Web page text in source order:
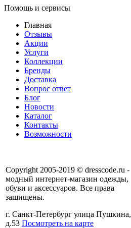
Помощь и сервисы
Главная
Отзывы
Акции
Услуги
Коллекции
Бренды
Доставка
Вопрос ответ
Блог
Новости
Каталог
Контакты
Возможности
Copyright 2005-2019 © dresscode.ru -
модный интернет-магазин одежды,
обуви и аксессуаров. Все права
защищены.
г. Санкт-Петербург улица Пушкина,
д.53 Посмотреть на карте